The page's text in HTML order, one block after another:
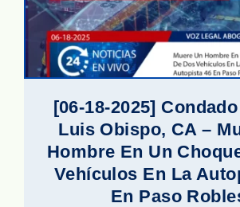
[06-18-2025]
Luis Obispo, CA –
Hombre En Un
Vehículos En La
En Paso